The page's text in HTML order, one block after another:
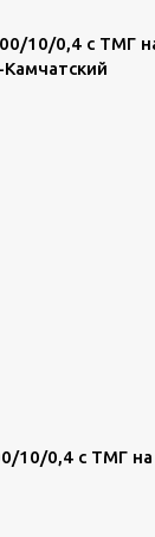
10/0,4 с ТМГ
10/0,4 с ТМГ на